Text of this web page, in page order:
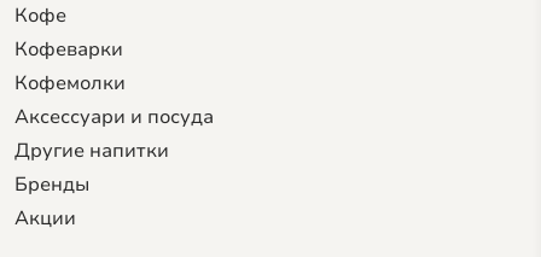
Кофе
Кофеварки
Кофемолки
Аксессуари и посуда
Другие напитки
Бренды
Акции